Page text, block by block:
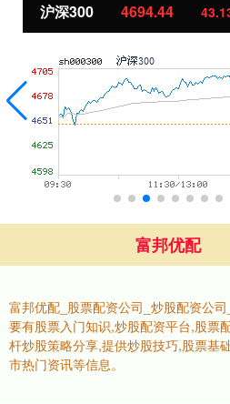
北证50 1134.24 11.37
富邦优配
富邦优配_股票配资公司_炒股配资公
要有股票入门知识,炒股配资平台,股票
杆炒股策略分享,提供炒股技巧,股票基
市热门资讯等信息。